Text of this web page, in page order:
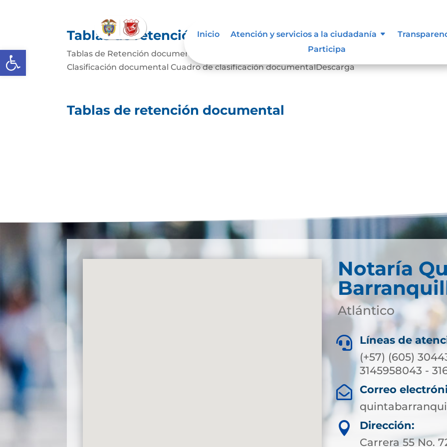
Abrir barra de herramientas
Inicio Atención y servicios a la ciudadanía
Participa
Tablas de retención documental
Tablas de Retención documental Tabla de retención documentalDescarga Cuadro de
Clasificación documental Cuadro de clasificación documentalDescarga
Tablas de retención documental
Notaría
Atlántico

Líneas de
(+57) (605)
3145958043 -

Correo

Dirección:
Carrera 55 No.